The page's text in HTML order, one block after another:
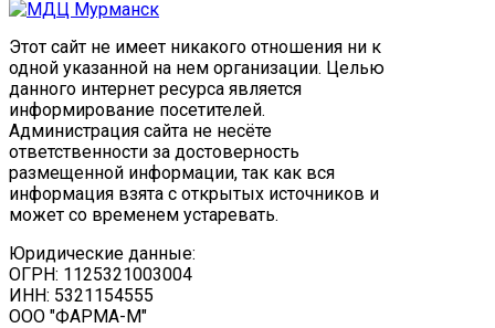
Этот сайт не имеет никакого отношения ни к
одной указанной на нем организации. Целью
данного интернет ресурса является
информирование посетителей.
Администрация сайта не несёте
ответственности за достоверность
размещенной информации, так как вся
информация взята с открытых источников и
может со временем устаревать.
Юридические данные:
ОГРН: 1125321003004
ИНН: 5321154555
ООО "ФАРМА-М"